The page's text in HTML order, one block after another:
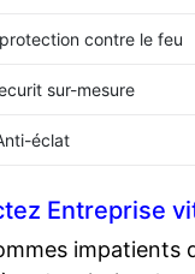
contre le feu
sur-mesure
éclat
Entreprise
impatients